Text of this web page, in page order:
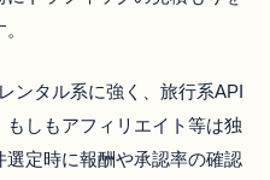
ンタル系に強く、旅行系API
しもアフィリエイト等は独
定時に報酬や承認率の確認